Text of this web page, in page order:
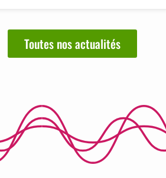
Toutes nos actualités